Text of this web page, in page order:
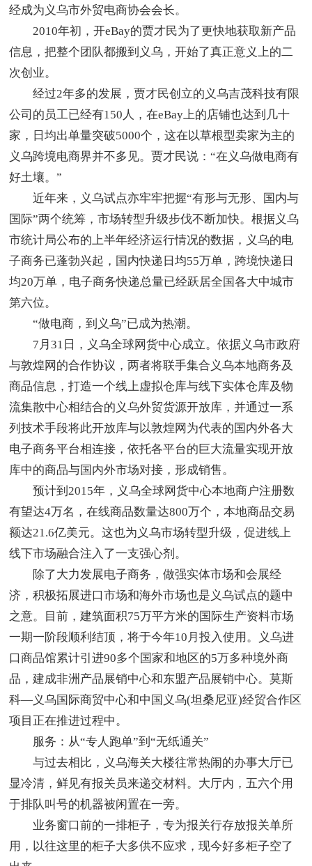
经成为义乌市外贸电商协会会长。
2010年初，开eBay的贾才民为了更快地获取新产品
信息，把整个团队都搬到义乌，开始了真正意义上的二
次创业。
经过2年多的发展，贾才民创立的义乌吉茂科技有限
公司的员工已经有150人，在eBay上的店铺也达到几十
家，日均出单量突破5000个，这在以草根型卖家为主的
义乌跨境电商界并不多见。贾才民说：“在义乌做电商有
好土壤。”
近年来，义乌试点亦牢牢把握“有形与无形、国内与
国际”两个统筹，市场转型升级步伐不断加快。根据义乌
市统计局公布的上半年经济运行情况的数据，义乌的电
子商务已蓬勃兴起，国内快递日均55万单，跨境快递日
均20万单，电子商务快递总量已经跃居全国各大中城市
第六位。
“做电商，到义乌”已成为热潮。
7月31日，义乌全球网货中心成立。依据义乌市政府
与敦煌网的合作协议，两者将联手集合义乌本地商务及
商品信息，打造一个线上虚拟仓库与线下实体仓库及物
流集散中心相结合的义乌外贸货源开放库，并通过一系
列技术手段将此开放库与以敦煌网为代表的国内外各大
电子商务平台相连接，依托各平台的巨大流量实现开放
库中的商品与国内外市场对接，形成销售。
预计到2015年，义乌全球网货中心本地商户注册数
有望达4万名，在线商品数量达800万个，本地商品交易
额达21.6亿美元。这也为义乌市场转型升级，促进线上
线下市场融合注入了一支强心剂。
除了大力发展电子商务，做强实体市场和会展经
济，积极拓展进口市场和海外市场也是义乌试点的题中
之意。目前，建筑面积75万平方米的国际生产资料市场
一期一阶段顺利结顶，将于今年10月投入使用。义乌进
口商品馆累计引进90多个国家和地区的5万多种境外商
品，建成非洲产品展销中心和东盟产品展销中心。莫斯
科—义乌国际商贸中心和中国义乌(坦桑尼亚)经贸合作区
项目正在推进过程中。
服务：从“专人跑单”到“无纸通关”
与过去相比，义乌海关大楼往常热闹的办事大厅已
显冷清，鲜见有报关员来递交材料。大厅内，五六个用
于排队叫号的机器被闲置在一旁。
业务窗口前的一排柜子，专为报关行存放报关单所
用，以往这里的柜子大多供不应求，现今好多柜子空了